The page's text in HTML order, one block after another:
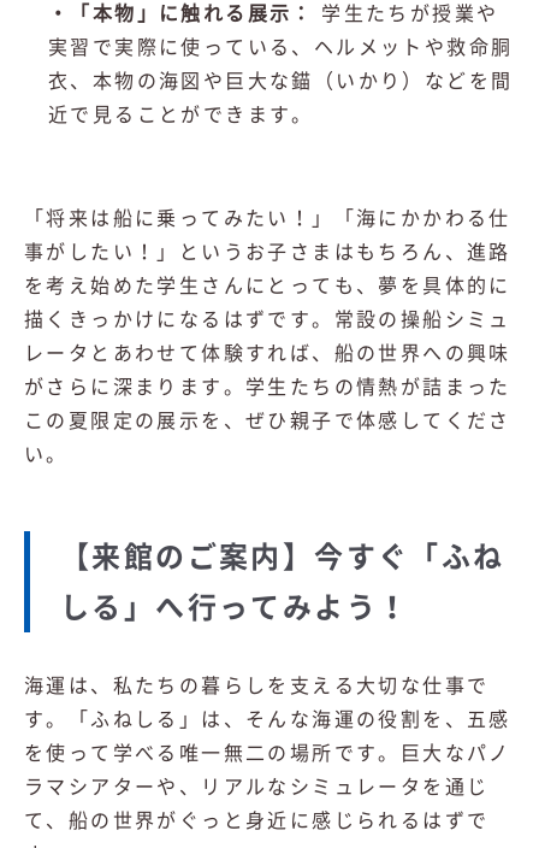
・「本物」に触れる展示： 学生たちが授業や
実習で実際に使っている、ヘルメットや救命胴
衣、本物の海図や巨大な錨（いかり）などを間
近で見ることができます。
「将来は船に乗ってみたい！」「海にかかわる仕
事がしたい！」というお子さまはもちろん、進路
を考え始めた学生さんにとっても、夢を具体的に
描くきっかけになるはずです。常設の操船シミュ
レータとあわせて体験すれば、船の世界への興味
がさらに深まります。学生たちの情熱が詰まった
この夏限定の展示を、ぜひ親子で体感してくださ
い。
【来館のご案内】今すぐ「ふね
しる」へ行ってみよう！
海運は、私たちの暮らしを支える大切な仕事で
す。「ふねしる」は、そんな海運の役割を、五感
を使って学べる唯一無二の場所です。巨大なパノ
ラマシアターや、リアルなシミュレータを通じ
て、船の世界がぐっと身近に感じられるはずで